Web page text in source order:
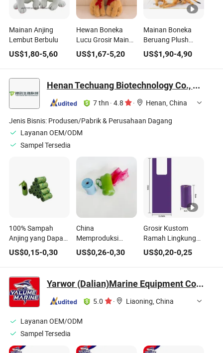
Mainan Anjing
Lembut Berbulu
US$1,80-5,60
Hewan Boneka
Lucu Grosir Mainan
Lembut Anjing
untuk Anak-anak
US$1,67-5,20
Mainan Boneka
Beruang Plush
Anjing Duduk
Simulasi
US$1,90-4,90
Henan Techuang Biotechnology Co., Ltd.
7 thn · 4.8 ·
Henan, China
Jenis Bisnis: Produsen/Pabrik & Perusahaan Dagang
Layanan OEM/ODM
Sampel Tersedia
100% Sampah
Anjing yang Dapat
Terurai
Biodegradable
Sekali Pakai
US$0,15-0,30
China
Memproduksi
Limbah Pet yang
Dapat Terurai
Secara Biologis dan
Beraroma Ramah
Lingkungan untuk
Anjing
US$0,26-0,30
Grosir Kustom
Ramah Lingkungan
Berkualitas Tinggi
Wangi Hijau
Biodegradable
Portabel Sampah
Anjing Plastik
US$0,20-0,25
Yarwor (Dalian)Marine Equipment Co.,Ltd.
5.0 · Liaoning, China
Layanan OEM/ODM
Sampel Tersedia